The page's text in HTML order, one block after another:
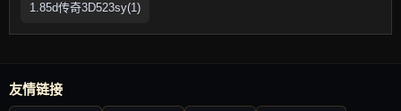
1.85d传奇3D523sy(1)
友情链接